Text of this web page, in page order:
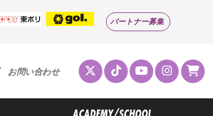
パートナー募集
お問い合わせ